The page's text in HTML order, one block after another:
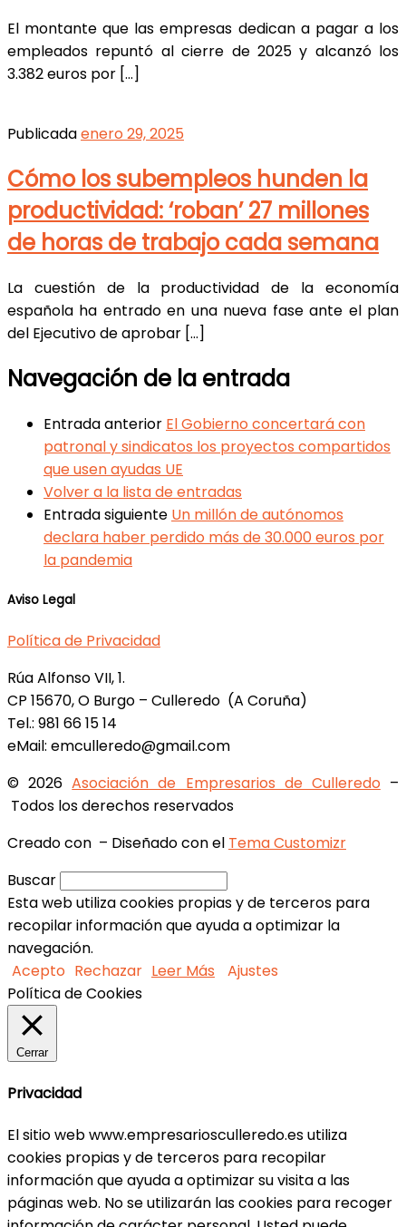
El montante que las empresas dedican a pagar a los
empleados repuntó al cierre de 2025 y alcanzó los
3.382 euros por […]
Publicadaenero 29, 2025
Cómo los subempleos hunden la
productividad: ‘roban’ 27 millones
de horas de trabajo cada semana
La cuestión de la productividad de la economía
española ha entrado en una nueva fase ante el plan
del Ejecutivo de aprobar […]
Navegación de la entrada
Entrada anterior El Gobierno concertará con
patronal y sindicatos los proyectos compartidos
que usen ayudas UE
Volver a la lista de entradas
Entrada siguiente Un millón de autónomos
declara haber perdido más de 30.000 euros por
la pandemia
Aviso Legal
Política de Privacidad
Rúa Alfonso VII, 1.
CP 15670, O Burgo – Culleredo (A Coruña)
Tel.: 981 66 15 14
eMail: emculleredo@gmail.com
© 2026Asociación de Empresarios de Culleredo–
Todos los derechos reservados
Creado con – Diseñado con el Tema Customizr
Buscar
Esta web utiliza cookies propias y de terceros para
recopilar información que ayuda a optimizar la
navegación.
Acepto Rechazar Leer Más
Ajustes
Política de Cookies
Cerrar
Privacidad
El sitio web www.empresariosculleredo.es utiliza
cookies propias y de terceros para recopilar
información que ayuda a optimizar su visita a las
páginas web. No se utilizarán las cookies para recoger